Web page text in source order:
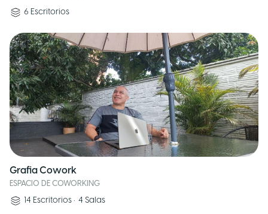
6 Escritorios
Grafia Cowork
ESPACIO DE COWORKING
14 Escritorios • 4 Salas